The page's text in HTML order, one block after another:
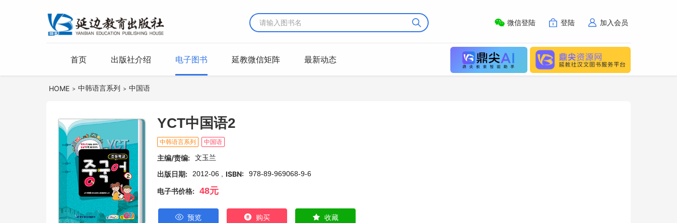
微信登陆 登陆 加入会员
首页 出版社介绍 电子图书 延教微信矩阵 最新动态
HOME > 中韩语言系列 > 中国语
YCT中国语2
中韩语言系列 中国语
主编/责编: 文玉兰
出版日期: 2012-06 , ISBN: 978-89-969068-9-6
电子书价格: 48元
预览 购买 收藏